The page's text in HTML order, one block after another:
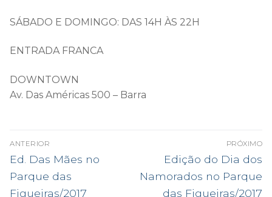
SÁBADO E DOMINGO: DAS 14H ÀS 22H
ENTRADA FRANCA
DOWNTOWN
Av. Das Américas 500 – Barra
NAVEGAÇÃO
DE
POST
ANTERIOR
Post
anterior:
Ed. Das Mães no
Parque das
Figueiras/2017
PRÓXIMO
Próximo
post:
Edição do Dia dos
Namorados no Parque
das Figueiras/2017